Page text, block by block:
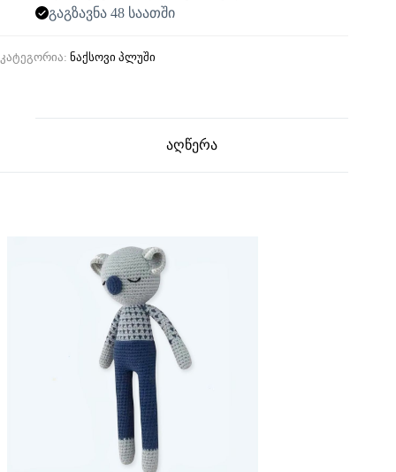
გაგზავნა 48 საათში
კატეგორია: ნაქსოვი პლუში
აღწერა